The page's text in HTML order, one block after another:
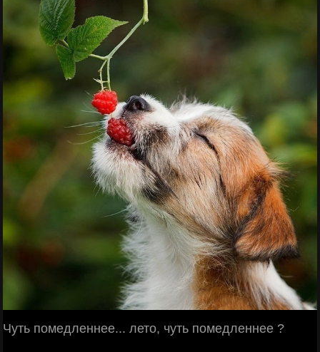
Чуть помедленнее... лето, чуть помедленнее ?